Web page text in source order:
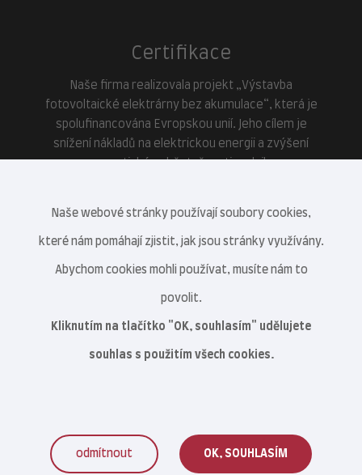
Certifikace
Naše firma realizovala projekt „Výstavba
fotovoltaické elektrárny bez akumulace“, která je
spolufinancována Evropskou unií. Jeho cílem je
snížení nákladů na elektrickou energii a zvýšení
Veterinární centrum s.r.o. © 2021–2026
Naše webové stránky používají soubory cookies,
které nám pomáhají zjistit, jak jsou stránky využívány.
Abychom cookies mohli používat, musíte nám to
povolit.
Kliknutím na tlačítko "OK, souhlasím" udělujete
souhlas s použitím všech cookies.
odmítnout OK, SOUHLASÍM